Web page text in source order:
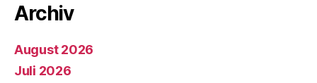
Archiv
August 2026
Juli 2026